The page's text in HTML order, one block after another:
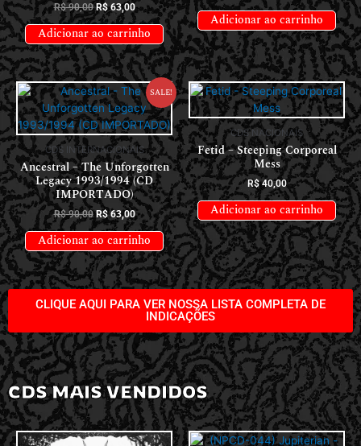
R$90,00 R$63,00
Adicionar ao carrinho
Adicionar ao carrinho
Sale!
CDS INTERNACIONAIS
Ancestral – The Unforgotten
Legacy 1993/1994 (CD
IMPORTADO)
R$90,00 R$63,00
Adicionar ao carrinho
CDS NACIONAIS
Fetid – Steeping Corporeal
Mess
R$40,00
Adicionar ao carrinho
CLIQUE AQUI PARA VER NOSSA LISTA COMPLETA DE
INDICAÇÕES
CDS MAIS VENDIDOS